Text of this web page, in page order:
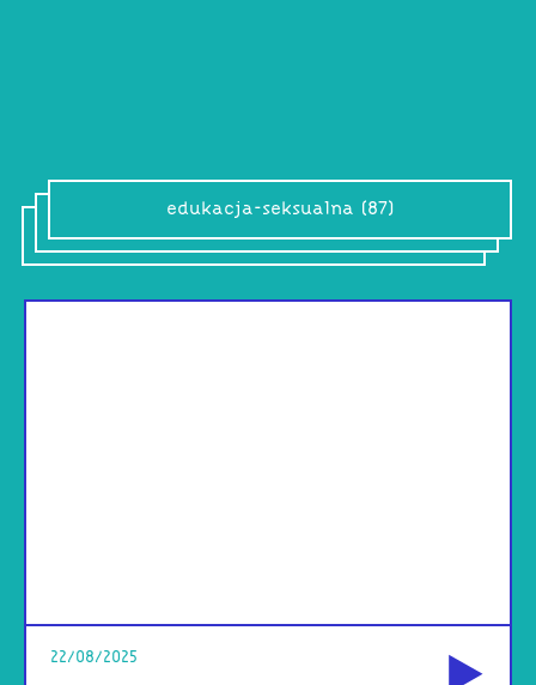
edukacja-seksualna (87)
22/08/2025